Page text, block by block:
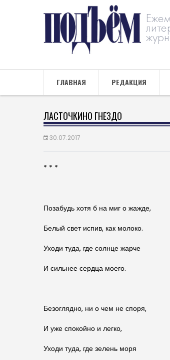
ГЛАВНАЯ РЕДАКЦИЯ
ЛАСТОЧКИНО ГНЕЗДО
30.07.2017
* * *
Позабудь хотя б на миг о жажде,
Белый свет испив, как молоко.
Уходи туда, где солнце жарче
И сильнее сердца моего.
Безоглядно, ни о чем не споря,
И уже спокойно и легко,
Уходи туда, где зелень моря